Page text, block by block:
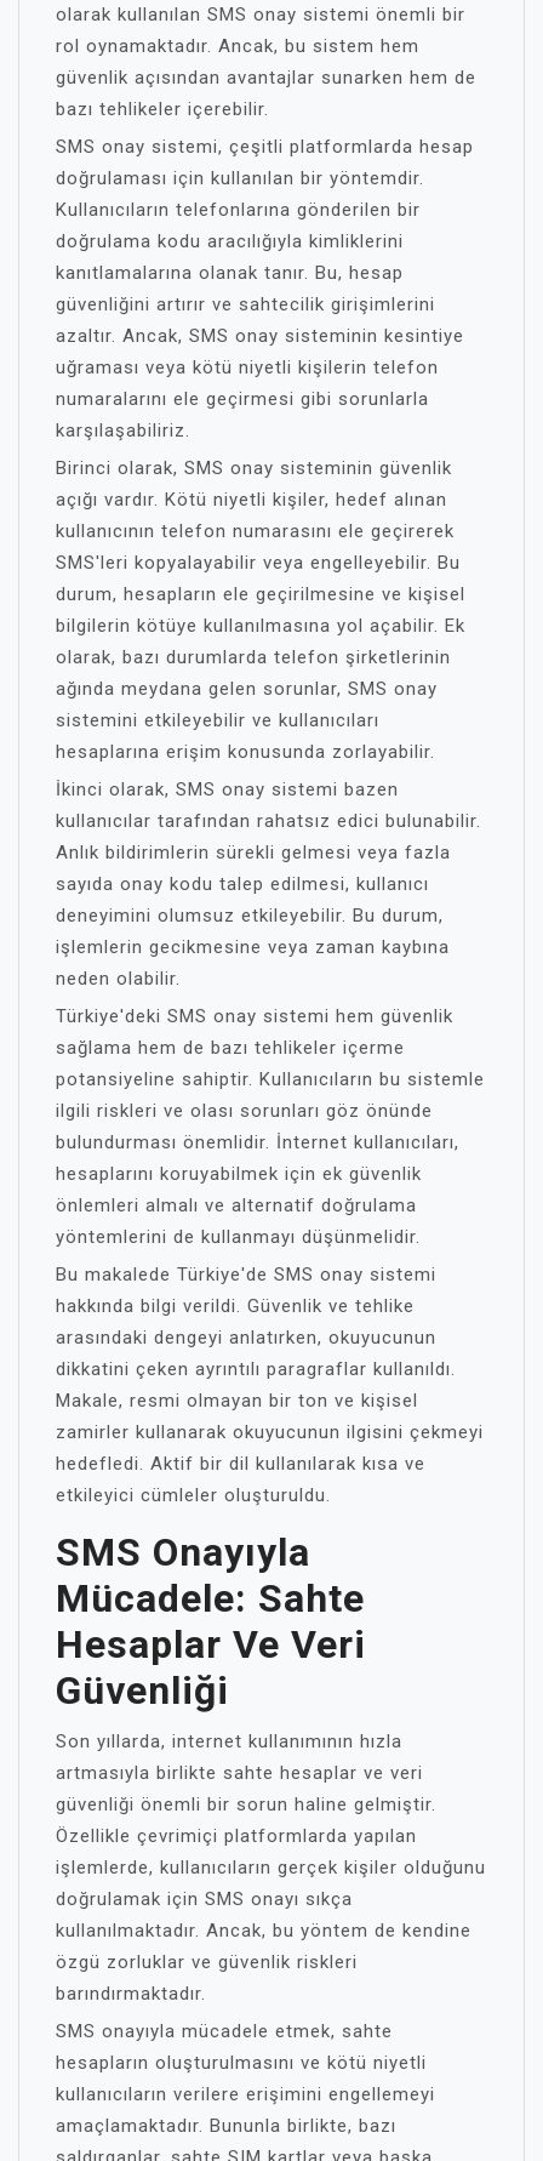
olarak kullanılan SMS onay sistemi önemli bir
rol oynamaktadır. Ancak, bu sistem hem
güvenlik açısından avantajlar sunarken hem de
bazı tehlikeler içerebilir.
SMS onay sistemi, çeşitli platformlarda hesap
doğrulaması için kullanılan bir yöntemdir.
Kullanıcıların telefonlarına gönderilen bir
doğrulama kodu aracılığıyla kimliklerini
kanıtlamalarına olanak tanır. Bu, hesap
güvenliğini artırır ve sahtecilik girişimlerini
azaltır. Ancak, SMS onay sisteminin kesintiye
uğraması veya kötü niyetli kişilerin telefon
numaralarını ele geçirmesi gibi sorunlarla
karşılaşabiliriz.
Birinci olarak, SMS onay sisteminin güvenlik
açığı vardır. Kötü niyetli kişiler, hedef alınan
kullanıcının telefon numarasını ele geçirerek
SMS'leri kopyalayabilir veya engelleyebilir. Bu
durum, hesapların ele geçirilmesine ve kişisel
bilgilerin kötüye kullanılmasına yol açabilir. Ek
olarak, bazı durumlarda telefon şirketlerinin
ağında meydana gelen sorunlar, SMS onay
sistemini etkileyebilir ve kullanıcıları
hesaplarına erişim konusunda zorlayabilir.
İkinci olarak, SMS onay sistemi bazen
kullanıcılar tarafından rahatsız edici bulunabilir.
Anlık bildirimlerin sürekli gelmesi veya fazla
sayıda onay kodu talep edilmesi, kullanıcı
deneyimini olumsuz etkileyebilir. Bu durum,
işlemlerin gecikmesine veya zaman kaybına
neden olabilir.
Türkiye'deki SMS onay sistemi hem güvenlik
sağlama hem de bazı tehlikeler içerme
potansiyeline sahiptir. Kullanıcıların bu sistemle
ilgili riskleri ve olası sorunları göz önünde
bulundurması önemlidir. İnternet kullanıcıları,
hesaplarını koruyabilmek için ek güvenlik
önlemleri almalı ve alternatif doğrulama
yöntemlerini de kullanmayı düşünmelidir.
Bu makalede Türkiye'de SMS onay sistemi
hakkında bilgi verildi. Güvenlik ve tehlike
arasındaki dengeyi anlatırken, okuyucunun
dikkatini çeken ayrıntılı paragraflar kullanıldı.
Makale, resmi olmayan bir ton ve kişisel
zamirler kullanarak okuyucunun ilgisini çekmeyi
hedefledi. Aktif bir dil kullanılarak kısa ve
etkileyici cümleler oluşturuldu.
SMS Onayıyla
Mücadele: Sahte
Hesaplar Ve Veri
Güvenliği
Son yıllarda, internet kullanımının hızla
artmasıyla birlikte sahte hesaplar ve veri
güvenliği önemli bir sorun haline gelmiştir.
Özellikle çevrimiçi platformlarda yapılan
işlemlerde, kullanıcıların gerçek kişiler olduğunu
doğrulamak için SMS onayı sıkça
kullanılmaktadır. Ancak, bu yöntem de kendine
özgü zorluklar ve güvenlik riskleri
barındırmaktadır.
SMS onayıyla mücadele etmek, sahte
hesapların oluşturulmasını ve kötü niyetli
kullanıcıların verilere erişimini engellemeyi
amaçlamaktadır. Bununla birlikte, bazı